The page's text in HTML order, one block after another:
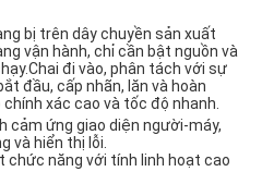
bị trên dây chuyền sản xuất
vận hành, chỉ cần bật nguồn và
đi vào, phân tách với sự
đầu, cấp nhãn, lăn và hoàn
xác cao và tốc độ nhanh.
cảm ứng giao diện người-máy,
và hiển thị lỗi.
năng với tính linh hoạt cao